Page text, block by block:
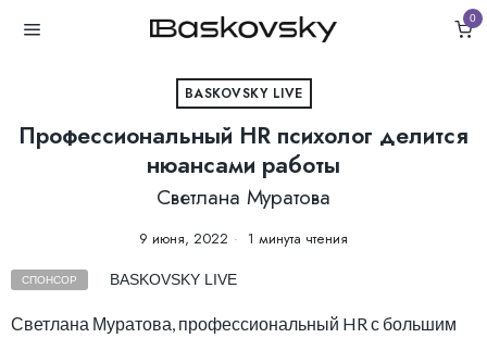
0
BASKOVSKY LIVE
Профессиональный HR психолог делится
нюансами работы
Светлана Муратова
9 июня, 2022 1 минута чтения
СПОНСОР BASKOVSKY LIVE
Светлана Муратова, профессиональный HR с большим